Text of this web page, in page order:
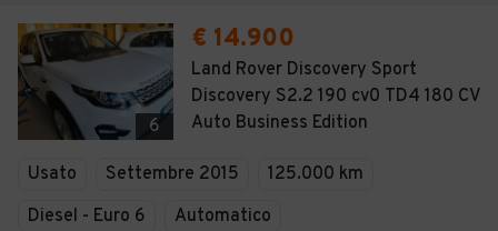
Moto
Camper
Veicoli Commerciali
6
€ 14.900
Land Rover Discovery Sport
Discovery S2.2 190 cv0 TD4 180 CV
Auto Business Edition
Usato Settembre 2015
125.000 km
Diesel - Euro 6
Automatico